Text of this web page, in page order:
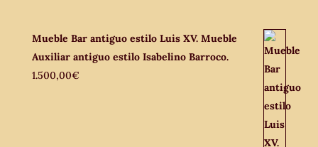
Mueble Bar antiguo estilo Luis XV. Mueble
Auxiliar antiguo estilo Isabelino Barroco.
1.500,00€